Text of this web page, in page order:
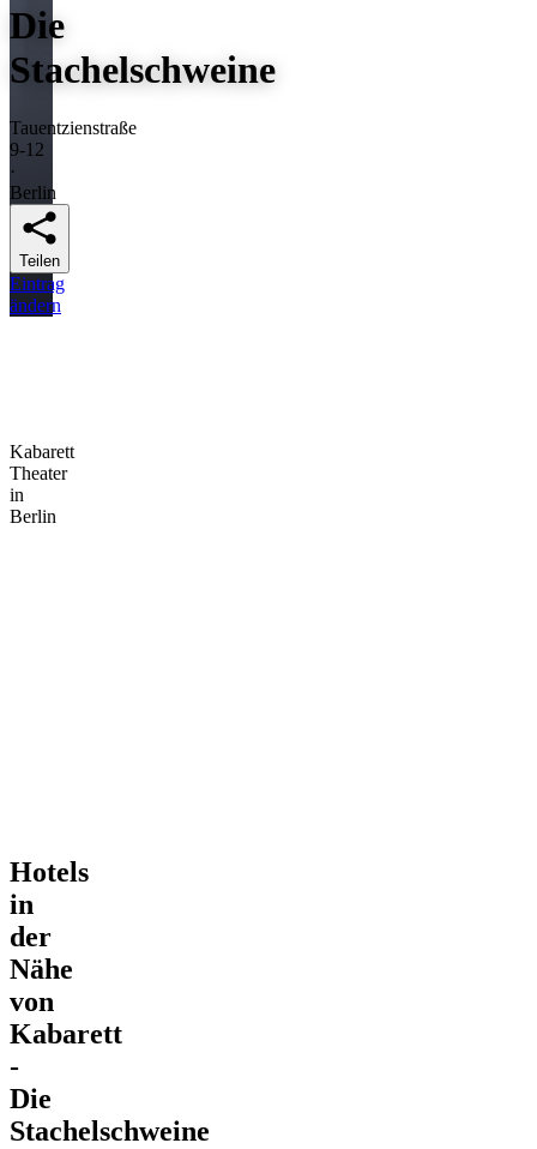
Die
Stachelschweine
Tauentzienstraße
9-12
·
Berlin
Teilen
Eintrag
ändern
Kabarett
Theater
in
Berlin
Hotels
in
der
Nähe
von
Kabarett
-
Die
Stachelschweine